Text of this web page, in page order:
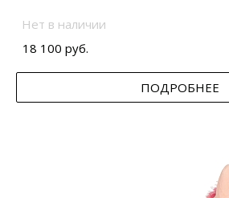
Нет в наличии
18 100 руб.
ПОДРОБНЕЕ